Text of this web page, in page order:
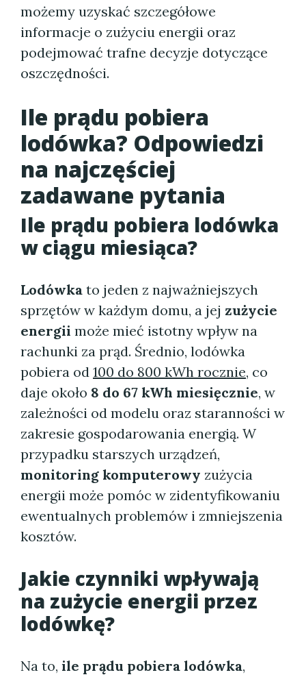
możemy uzyskać szczegółowe
informacje o zużyciu energii oraz
podejmować trafne decyzje dotyczące
oszczędności.
Ile prądu pobiera
lodówka? Odpowiedzi
na najczęściej
zadawane pytania
Ile prądu pobiera lodówka
w ciągu miesiąca?
Lodówka to jeden z najważniejszych
sprzętów w każdym domu, a jej zużycie
energii może mieć istotny wpływ na
rachunki za prąd. Średnio, lodówka
pobiera od 100 do 800 kWh rocznie, co
daje około 8 do 67 kWh miesięcznie, w
zależności od modelu oraz staranności w
zakresie gospodarowania energią. W
przypadku starszych urządzeń,
monitoring komputerowy zużycia
energii może pomóc w zidentyfikowaniu
ewentualnych problemów i zmniejszenia
kosztów.
Jakie czynniki wpływają
na zużycie energii przez
lodówkę?
Na to, ile prądu pobiera lodówka,